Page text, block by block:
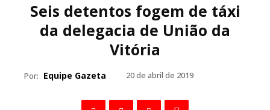
Seis detentos fogem de táxi
da delegacia de União da
Vitória
Por: Equipe Gazeta 20 de abril de 2019